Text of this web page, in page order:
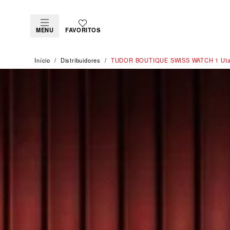
MENU FAVORITOS
Início Distribuidores ‭TUDOR BOUTIQUE SWISS WATCH 1